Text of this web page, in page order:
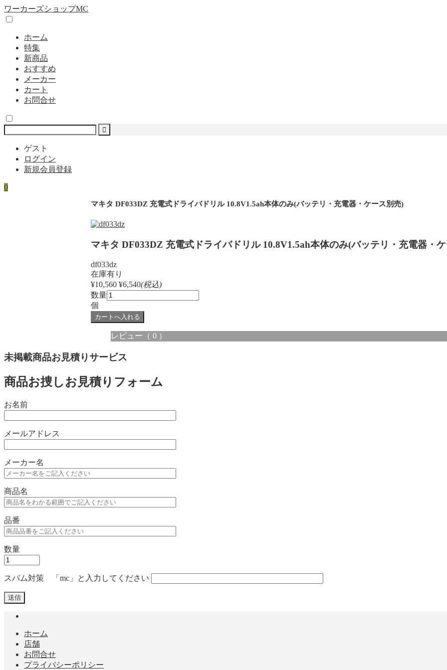
ワーカーズショップMC
ホーム
特集
新商品
おすすめ
メーカー
カート
お問合せ
ゲスト
ログイン
新規会員登録
0
マキタ DF033DZ 充電式ドライバドリル 10.8V1.5ah本体のみ(バッテリ・充電器・ケース別売)
マキタ DF033DZ 充電式ドライバドリル 10.8V1.5ah本体のみ(バッテリ・充電器・
df033dz
在庫有り
¥10,560 ¥6,540(税込)
数量
個
レビュー （ 0 ）
未掲載商品お見積りサービス
商品お捜しお見積りフォーム
お名前
メールアドレス
メーカー名
商品名
品番
数量
スパム対策 「mc」と入力してください
ホーム
店舗
お問合せ
プライバシーポリシー